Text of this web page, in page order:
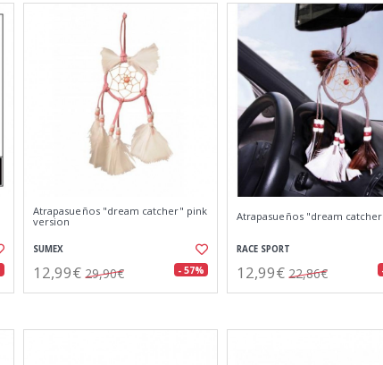
Atrapasueños "dream catcher" pink
version
SUMEX
12,99€ 29,90€ - 57%
Atrapasueños "dream
RACE SPORT
12,99€ 22,86€